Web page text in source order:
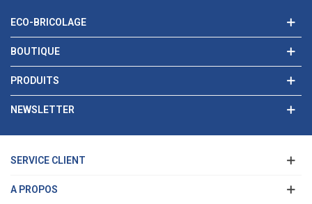
ECO-BRICOLAGE
BOUTIQUE
PRODUITS
NEWSLETTER
SERVICE CLIENT
A PROPOS